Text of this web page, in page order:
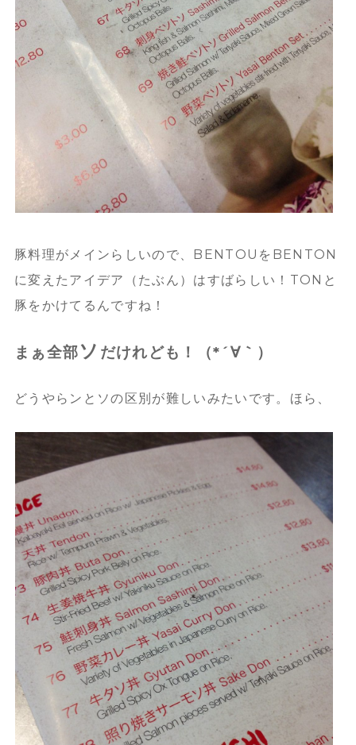
豚料理がメインらしいので、BENTOUをBENTON
に変えたアイデア（たぶん）はすばらしい！TONと
豚をかけてるんですね！
まぁ全部ソ だけれども！（*´∀｀）
どうやらンとソの区別が難しいみたいです。ほら、